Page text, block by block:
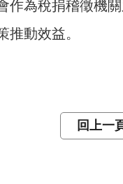
作為稅捐稽徵機
動效益。
回上一